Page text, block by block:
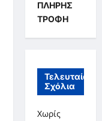
ΠΛΗΡΗΣ
ΤΡΟΦΗ
Τελευταία
Σχόλια
Χωρίς